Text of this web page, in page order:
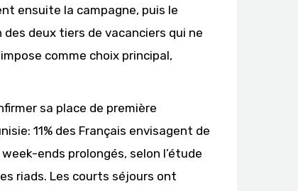
ensuite la campagne, puis le
deux tiers de vacanciers qui ne
comme choix principal,
sa place de première
11% des Français envisagent de
ends prolongés, selon l’étude
riads. Les courts séjours ont